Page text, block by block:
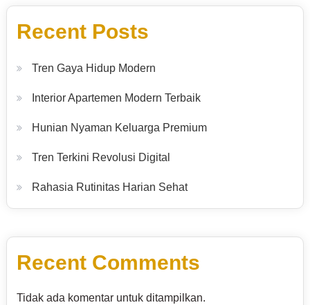
Recent Posts
Tren Gaya Hidup Modern
Interior Apartemen Modern Terbaik
Hunian Nyaman Keluarga Premium
Tren Terkini Revolusi Digital
Rahasia Rutinitas Harian Sehat
Recent Comments
Tidak ada komentar untuk ditampilkan.